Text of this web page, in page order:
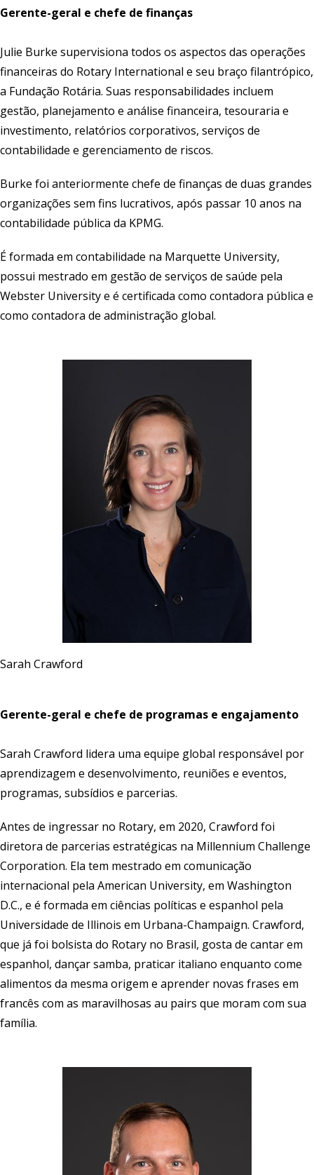
Gerente-geral e chefe de finanças
Julie Burke supervisiona todos os aspectos das operações
financeiras do Rotary International e seu braço filantrópico,
a Fundação Rotária. Suas responsabilidades incluem
gestão, planejamento e análise financeira, tesouraria e
investimento, relatórios corporativos, serviços de
contabilidade e gerenciamento de riscos.
Burke foi anteriormente chefe de finanças de duas grandes
organizações sem fins lucrativos, após passar 10 anos na
contabilidade pública da KPMG.
É formada em contabilidade na Marquette University,
possui mestrado em gestão de serviços de saúde pela
Webster University e é certificada como contadora pública e
como contadora de administração global.
Sarah Crawford
Gerente-geral e chefe de programas e engajamento
Sarah Crawford lidera uma equipe global responsável por
aprendizagem e desenvolvimento, reuniões e eventos,
programas, subsídios e parcerias.
Antes de ingressar no Rotary, em 2020, Crawford foi
diretora de parcerias estratégicas na Millennium Challenge
Corporation. Ela tem mestrado em comunicação
internacional pela American University, em Washington
D.C., e é formada em ciências políticas e espanhol pela
Universidade de Illinois em Urbana-Champaign. Crawford,
que já foi bolsista do Rotary no Brasil, gosta de cantar em
espanhol, dançar samba, praticar italiano enquanto come
alimentos da mesma origem e aprender novas frases em
francês com as maravilhosas au pairs que moram com sua
família.